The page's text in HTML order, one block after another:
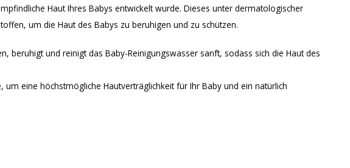
Haut Ihres Babys entwickelt wurde. Dieses unter dermatologischer
um die Haut des Babys zu beruhigen und zu schützen.
beruhigt und reinigt das Baby-Reinigungswasser sanft, sodass sich die Haut des
eine höchstmögliche Hautverträglichkeit für Ihr Baby und ein natürlich